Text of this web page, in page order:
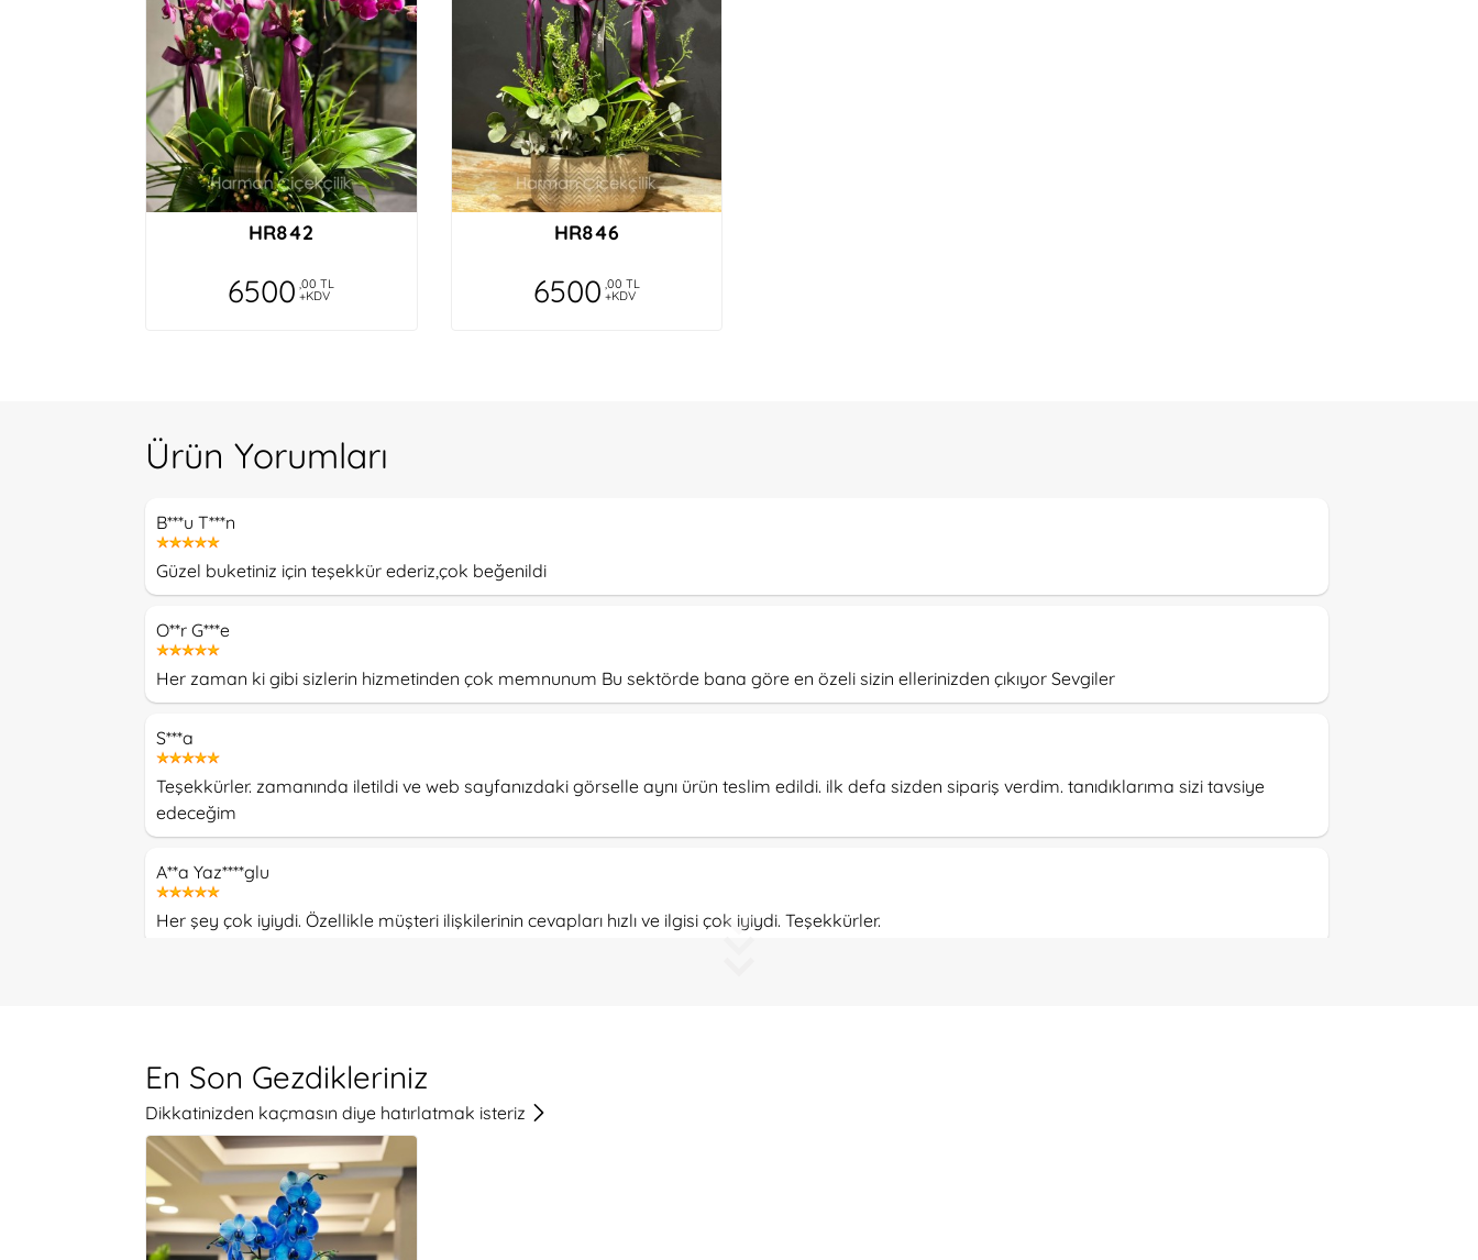
HR842
6500 ,00 TL
+KDV
HR846
6500 ,00 TL
+KDV
Ürün Yorumları
B***u T***n
Güzel buketiniz için teşekkür ederiz,çok beğenildi
O**r G***e
Her zaman ki gibi sizlerin hizmetinden çok memnunum Bu sektörde bana göre en özeli sizin ellerinizden çıkıyor Sevgiler
S***a
Teşekkürler. zamanında iletildi ve web sayfanızdaki görselle aynı ürün teslim edildi. ilk defa sizden sipariş verdim. tanıdıklarıma sizi tavsiye
edeceğim
A**a Yaz****glu
Her şey çok iyiydi. Özellikle müşteri ilişkilerinin cevapları hızlı ve ilgisi çok iyiydi. Teşekkürler.
E**a Bez*****glu
Çok teşekkürler, çok memnunum.
E**n Ka****lu
Özenle hazırlanmış çiçek ve zamanında teslimat, teşekkürler
En Son Gezdikleriniz
Dikkatinizden kaçmasın diye hatırlatmak isteriz